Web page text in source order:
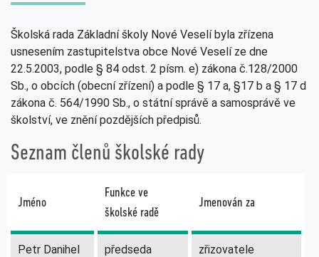
Školská rada Základní školy Nové Veselí byla zřízena
usnesením zastupitelstva obce Nové Veselí ze dne
22.5.2003, podle § 84 odst. 2 písm. e) zákona č.128/2000
Sb., o obcích (obecní zřízení) a podle § 17 a, §17 b a § 17 d
zákona č. 564/1990 Sb., o státní správě a samosprávě ve
školství, ve znění pozdějších předpisů.
Seznam členů školské rady
Jméno
Funkce ve
školské radě
Jmenován za
Petr Danihel předseda zřizovatele